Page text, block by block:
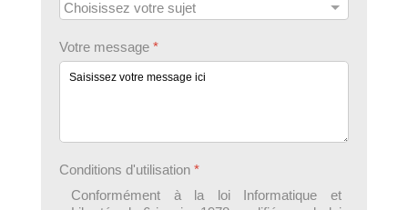
Votre message *
Conditions d'utilisation *
Conformément à la loi Informatique et